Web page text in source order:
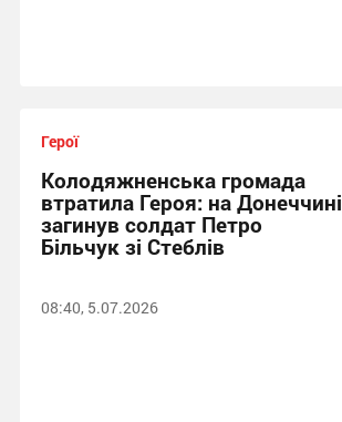
Герої
Колодяжненська громада
втратила Героя: на Донеччині
загинув солдат Петро
Більчук зі Стеблів
08:40, 5.07.2026